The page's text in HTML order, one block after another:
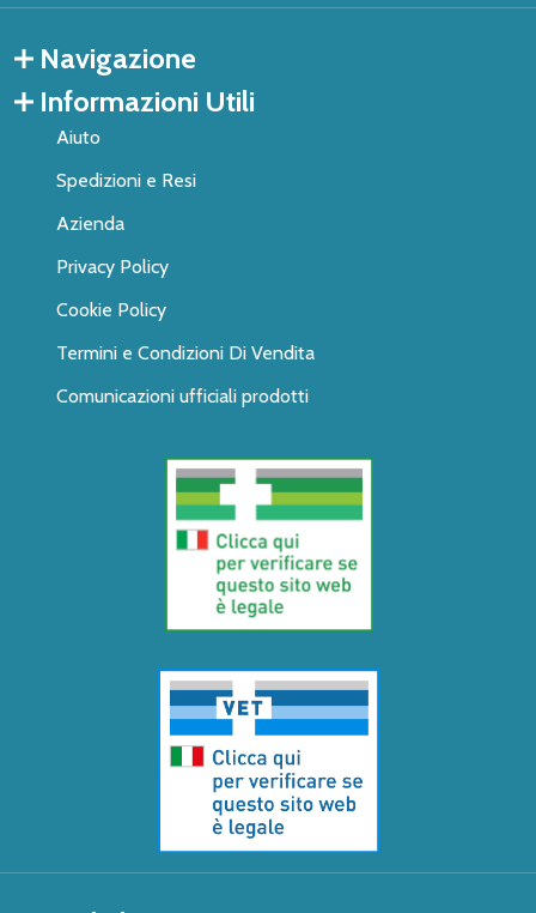
Navigazione
Informazioni Utili
Aiuto
Spedizioni e Resi
Azienda
Privacy Policy
Cookie Policy
Termini e Condizioni Di Vendita
Comunicazioni ufficiali prodotti